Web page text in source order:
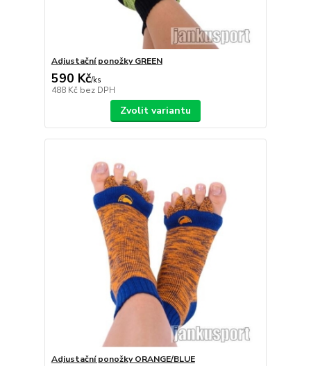
Adjustační ponožky GREEN
590 Kč/ks
488 Kč bez DPH
Zvolit variantu
Adjustační ponožky ORANGE/BLUE